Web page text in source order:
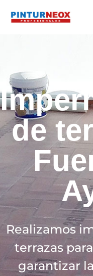
de
Realizamos
terrazas
garantizar